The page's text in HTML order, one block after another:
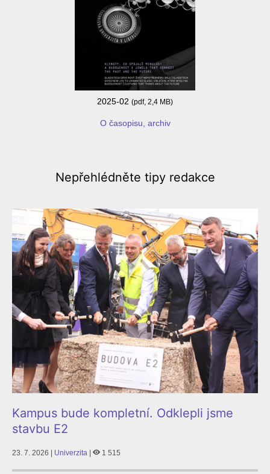
2025-02 (pdf, 2,4 MB)
O časopisu, archiv
Nepřehlédněte tipy redakce
Kampus bude kompletní. Odklepli jsme
stavbu E2
23. 7. 2026 | Univerzita | 1 515